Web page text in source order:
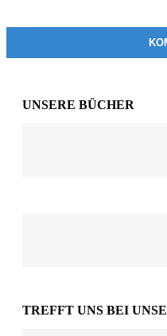
UNSERE BÜCHER
TREFFT UNS BEI